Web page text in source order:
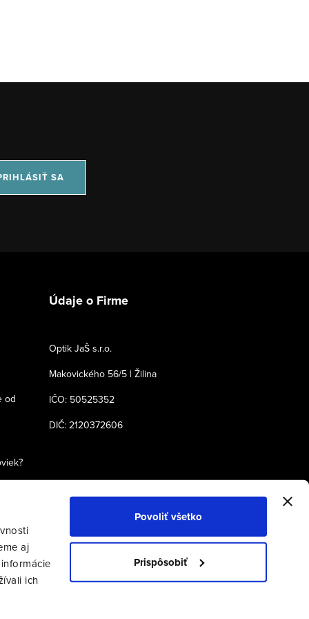
aj
ich
Povoliť všetko
Prispôsobiť
SA
od
Údaje o Firme
Optik JaŠ s.r.o.
Makovického 56/5 | Žilina
IČO: 50525352
DIČ: 2120372606